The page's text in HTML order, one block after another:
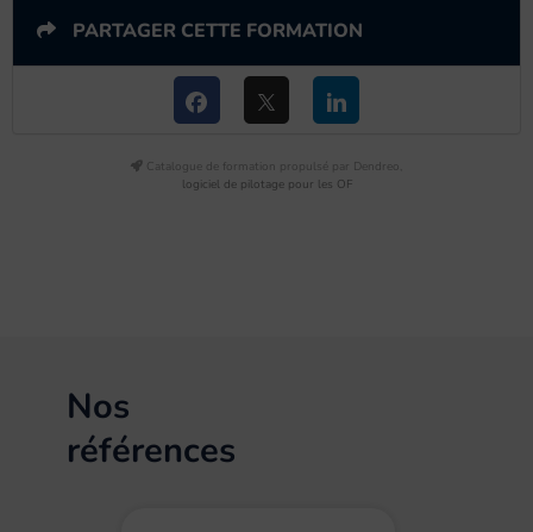
PARTAGER CETTE FORMATION
Catalogue de formation propulsé par Dendreo,
logiciel de pilotage pour les OF
Nos
références